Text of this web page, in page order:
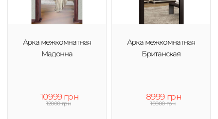
Арка межкомнатная
Мадонна
10999 грн
12000 грн
Арка межкомнатная
Британская
8999 грн
10000 грн